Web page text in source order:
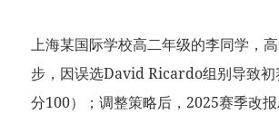
上海某国际学校高二年级的李同学，
步，因误选David Ricardo组别导致初
分100）；调整策略后，2025赛季改